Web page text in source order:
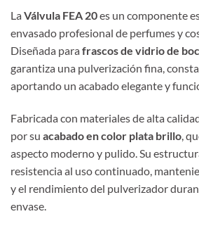
LaVálvula FEA 20es un componente
envasado profesional de perfumes y
Diseñada parafrascos de vidrio de
garantiza una pulverización fina,
aportando un acabado elegante y
Fabricada con materiales de alta
por su acabado en color plata brillo ,
aspecto moderno y pulido. Su
resistencia al uso continuado,
y el rendimiento del pulverizador
envase.